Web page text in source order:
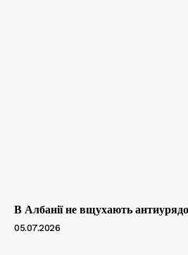
В Албанії не вщухають
05.07.2026